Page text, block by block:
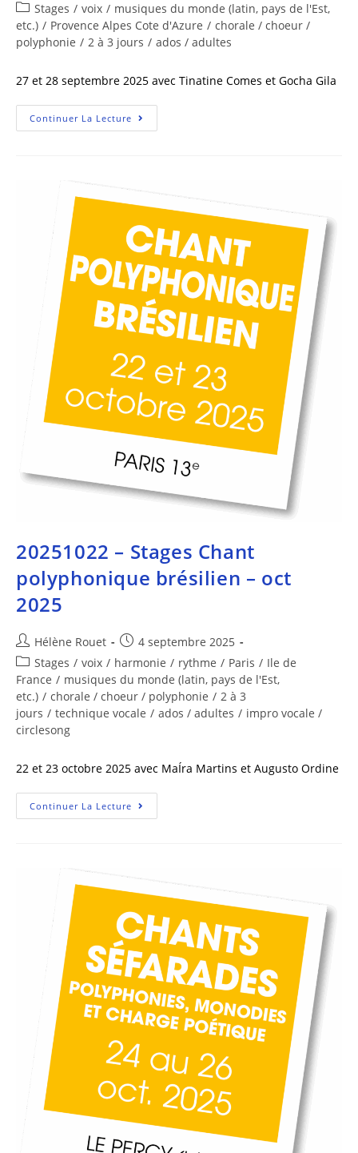
Stages / voix / musiques du monde (latin, pays de l'Est,
etc.) / Provence Alpes Cote d'Azure / chorale / choeur /
polyphonie / 2 à 3 jours / ados / adultes
27 et 28 septembre 2025 avec Tinatine Comes et Gocha Gila
Continuer La Lecture
20251022 – Stages Chant
polyphonique brésilien – oct
2025
Hélène Rouet
4 septembre 2025
Stages / voix / harmonie / rythme / Paris / Ile de
France / musiques du monde (latin, pays de l'Est,
etc.) / chorale / choeur / polyphonie / 2 à 3
jours / technique vocale / ados / adultes / impro vocale /
circlesong
22 et 23 octobre 2025 avec MaÍra Martins et Augusto Ordine
Continuer La Lecture